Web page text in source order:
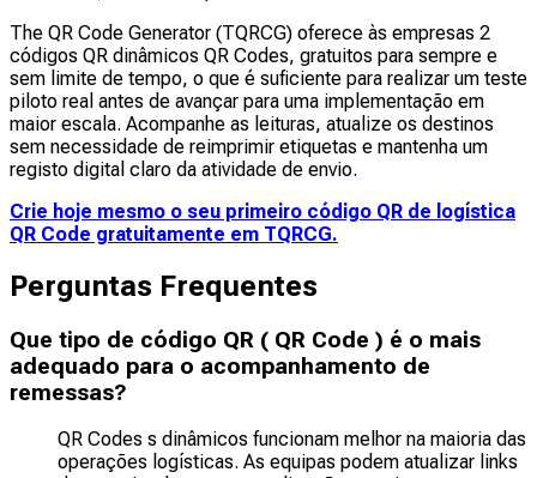
The QR Code Generator (TQRCG) oferece às empresas 2
códigos QR dinâmicos QR Codes, gratuitos para sempre e
sem limite de tempo, o que é suficiente para realizar um teste
piloto real antes de avançar para uma implementação em
maior escala. Acompanhe as leituras, atualize os destinos
sem necessidade de reimprimir etiquetas e mantenha um
registo digital claro da atividade de envio.
Crie hoje mesmo o seu primeiro código QR de logística
QR Code gratuitamente em TQRCG.
Perguntas Frequentes
Que tipo de código QR ( QR Code ) é o mais
adequado para o acompanhamento de
remessas?
QR Codes s dinâmicos funcionam melhor na maioria das
operações logísticas. As equipas podem atualizar links